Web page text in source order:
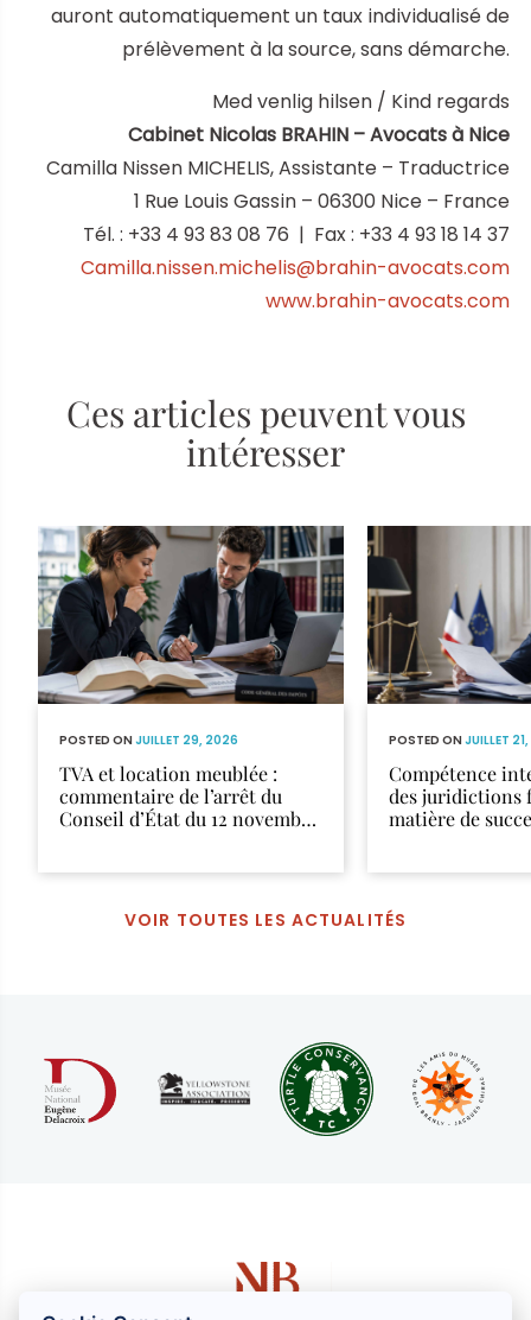
auront automatiquement un taux individualisé de
prélèvement à la source, sans démarche.
Med venlig hilsen / Kind regards
Cabinet Nicolas BRAHIN – Avocats à Nice
Camilla Nissen MICHELIS, Assistante – Traductrice
1 Rue Louis Gassin – 06300 Nice – France
Tél. : +33 4 93 83 08 76 | Fax : +33 4 93 18 14 37
Camilla.nissen.michelis@brahin-avocats.com
www.brahin-avocats.com
Ces articles peuvent vous
intéresser
POSTED ONJUILLET 29, 2026
TVA et location meublée :
commentaire de l’arrêt du
Conseil d’État du 12 novembre
POSTED ONJUILLET
Compétence
des juridictions
matière de
VOIR TOUTES LES ACTUALITÉS